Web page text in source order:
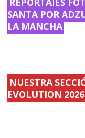
SANTA POR
LA MANCHA
NUESTRA
EVOLUTION 2026